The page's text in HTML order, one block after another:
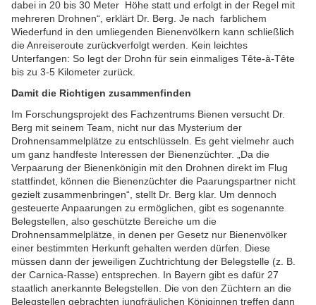
dabei in 20 bis 30 Meter Höhe statt und erfolgt in der Regel mit
mehreren Drohnen“, erklärt Dr. Berg. Je nach farblichem
Wiederfund in den umliegenden Bienenvölkern kann schließlich
die Anreiseroute zurückverfolgt werden. Kein leichtes
Unterfangen: So legt der Drohn für sein einmaliges Tête-à-Tête
bis zu 3-5 Kilometer zurück.
Damit die Richtigen zusammenfinden
Im Forschungsprojekt des Fachzentrums Bienen versucht Dr.
Berg mit seinem Team, nicht nur das Mysterium der
Drohnensammelplätze zu entschlüsseln. Es geht vielmehr auch
um ganz handfeste Interessen der Bienenzüchter. „Da die
Verpaarung der Bienenkönigin mit den Drohnen direkt im Flug
stattfindet, können die Bienenzüchter die Paarungspartner nicht
gezielt zusammenbringen“, stellt Dr. Berg klar. Um dennoch
gesteuerte Anpaarungen zu ermöglichen, gibt es sogenannte
Belegstellen, also geschützte Bereiche um die
Drohnensammelplätze, in denen per Gesetz nur Bienenvölker
einer bestimmten Herkunft gehalten werden dürfen. Diese
müssen dann der jeweiligen Zuchtrichtung der Belegstelle (z. B.
der Carnica-Rasse) entsprechen. In Bayern gibt es dafür 27
staatlich anerkannte Belegstellen. Die von den Züchtern an die
Belegstellen gebrachten jungfräulichen Königinnen treffen dann